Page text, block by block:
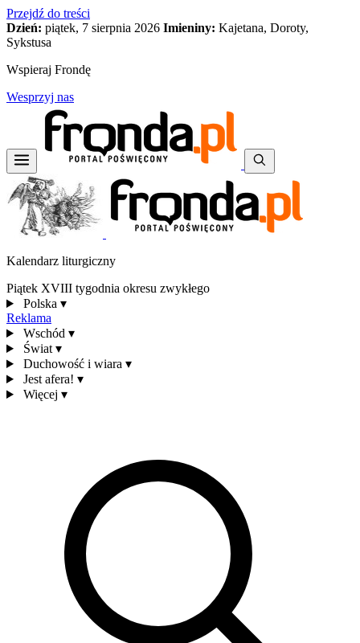
Przejdź do treści
Dzień: piątek, 7 sierpnia 2026 Imieniny: Kajetana, Doroty,
Sykstusa
Wspieraj Frondę
Wesprzyj nas
Kalendarz liturgiczny
Piątek XVIII tygodnia okresu zwykłego
Polska ▾
Reklama
Wschód ▾
Świat ▾
Duchowość i wiara ▾
Jest afera! ▾
Więcej ▾